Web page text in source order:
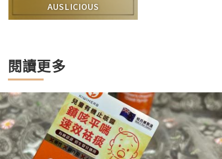
AUSLICIOUS
閱讀更多